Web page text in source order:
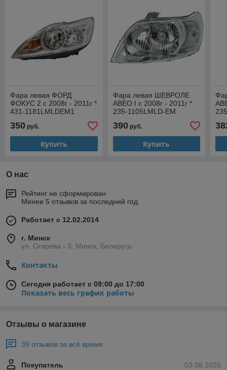
Фара левая ФОРД
ФОКУС 2 с 2008г - 2011г *
431-1181LMLDEM1
350 руб.
Купить
Фара левая ШЕВРОЛЕ
АВЕО I с 2008г - 2011г *
235-1105LMLD-EM
390руб.
Купить
О нас
Рейтинг не сформирован
Менее 5 отзывов за последний год
Работает с 12.02.2014
г. Минск
ул. Огарева - 3, Минск, Беларусь
Контакты
Сегодня работает с 09:00 до 17:00
Показать весь график работы
Отзывы о магазине
39 отзывов за всё время
03.08.2026
Покупатель